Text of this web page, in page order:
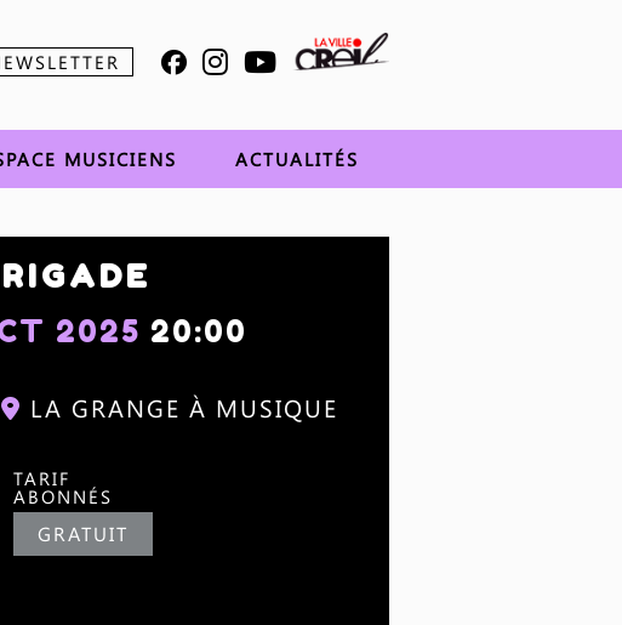
MUSICIENS ACTUALITÉS
2025 20:00
LA GRANGE À MUSIQUE
TARIF
ABONNÉS
GRATUIT